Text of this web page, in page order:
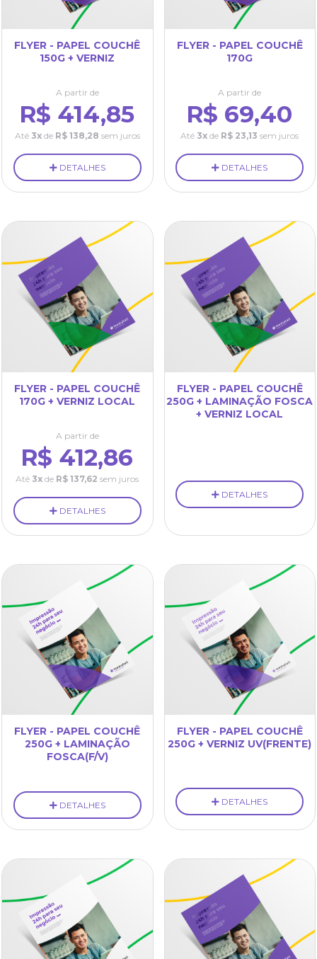
FLYER - PAPEL COUCHÊ
150G + VERNIZ
A partir de
R$ 414,85
Até 3xde R$ 138,28 sem juros
DETALHES
FLYER - PAPEL COUCHÊ
170G
A partir de
R$ 69,40
Até 3x de R$ 23,13 sem juros
DETALHES
FLYER - PAPEL COUCHÊ
170G + VERNIZ LOCAL
A partir de
R$ 412,86
Até 3x de R$ 137,62 sem juros
DETALHES
FLYER - PAPEL COUCHÊ
250G + LAMINAÇÃO FOSCA
+ VERNIZ LOCAL
DETALHES
FLYER - PAPEL COUCHÊ
250G + LAMINAÇÃO
FOSCA(F/V)
DETALHES
FLYER - PAPEL COUCHÊ
250G + VERNIZ UV(FRENTE)
DETALHES